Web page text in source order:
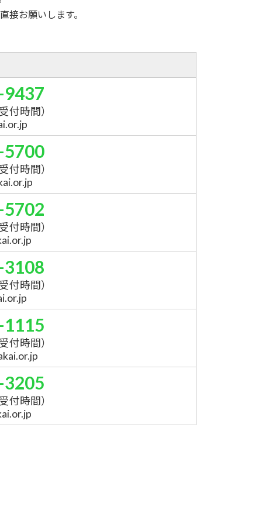
接お願いします。
付時間）
付時間）
付時間）
付時間）
付時間）
付時間）